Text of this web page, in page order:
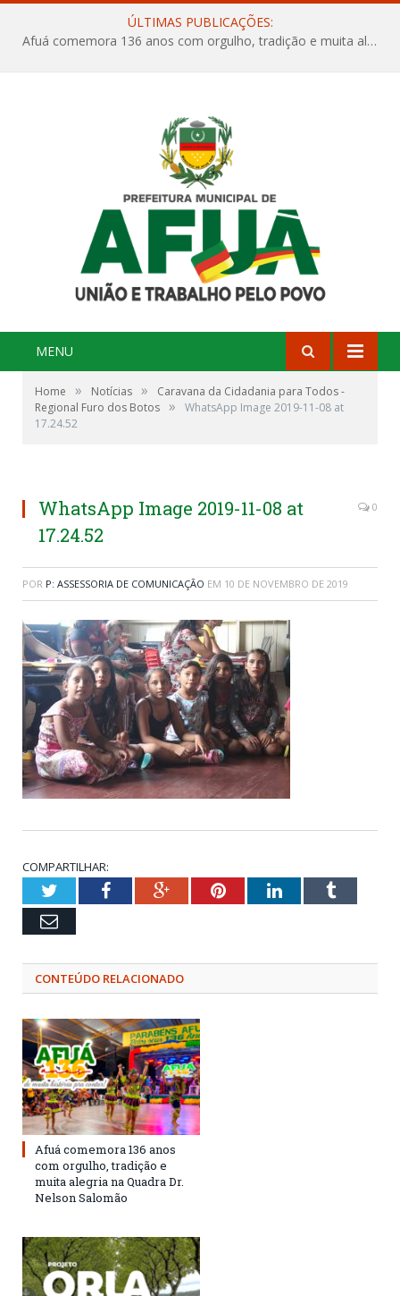
ÚLTIMAS PUBLICAÇÕES:
Afuá comemora 136 anos com orgulho, tradição e muita alegria na Quadra Dr. Nelson Salomão
MENU
Home » Notícias »
Caravana da Cidadania para Todos -
Regional Furo dos Botos »
WhatsApp Image 2019-11-08 at
17.24.52
WhatsApp Image 2019-11-08 at
17.24.52
0
POR P: ASSESSORIA DE COMUNICAÇÃO EM 10 DE NOVEMBRO DE 2019
COMPARTILHAR:
TwitterFacebookGoogle+PinterestLinkedInTumblr
Email
CONTEÚDO RELACIONADO
Afuá comemora 136 anos
com orgulho, tradição e
muita alegria na Quadra Dr.
Nelson Salomão